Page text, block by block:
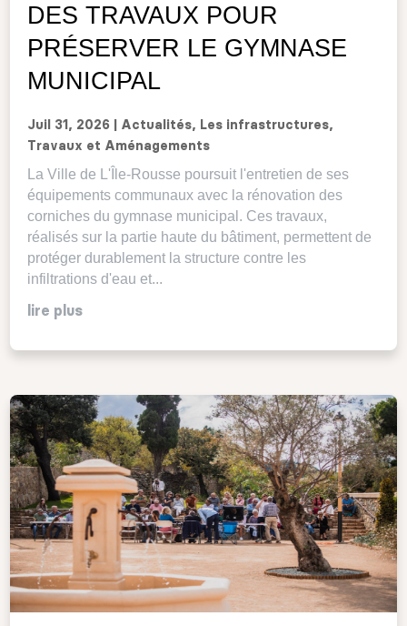
DES TRAVAUX POUR
PRÉSERVER LE GYMNASE
MUNICIPAL
Juil 31, 2026 Actualités, Les infrastructures,
Travaux et Aménagements
La Ville de L'Île-Rousse poursuit l'entretien de ses
équipements communaux avec la rénovation des
corniches du gymnase municipal. Ces travaux,
réalisés sur la partie haute du bâtiment, permettent de
protéger durablement la structure contre les
infiltrations d'eau et...
lire plus